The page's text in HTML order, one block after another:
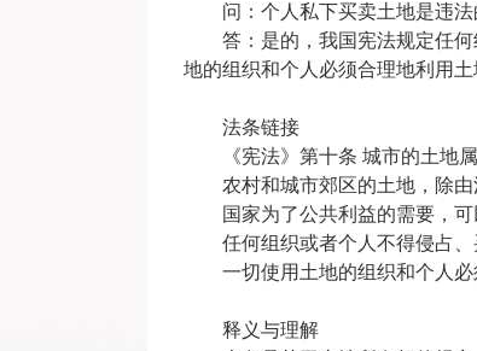
问：个人私下买卖土地是违法
答：是的，我国宪法规定任
地的组织和个人必须合理地利用土
法条链接
《宪法》第十条 城市的土地
农村和城市郊区的土地，除
国家为了公共利益的需要，
任何组织或者个人不得侵占
一切使用土地的组织和个人必
释义与理解